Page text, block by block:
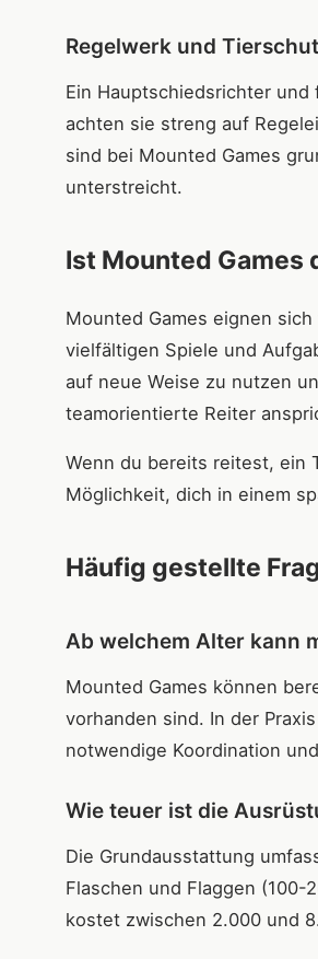
Regelwerk und
Ein Hauptschiedsrichter
achten sie streng auf
sind bei Mounted Games
unterstreicht.
Ist Mounted Games
Mounted Games eignen
vielfältigen Spiele und
auf neue Weise zu nutzen
teamorientierte Reiter
Wenn du bereits reitest, ein
Möglichkeit, dich in einem
Häufig gestellte
Ab welchem Alter kann
Mounted Games können
vorhanden sind. In der
notwendige Koordination
Wie teuer ist die
Die Grundausstattung
Flaschen und Flaggen
kostet zwischen 2.000 und